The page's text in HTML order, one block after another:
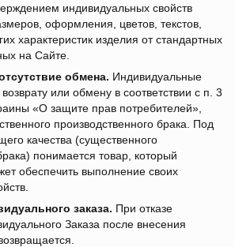
индивидуальных свойств
оформления, цветов, текстов,
характеристик изделия от стандартных
на Сайте.
обмена. Индивидуальные
или обмену в соответствии с п. 3
«О защите прав потребителей»,
производственного брака. Под
качества (существенного
понимается товар, который
обеспечить выполнение своих
заказа. При отказе
Заказа после внесения